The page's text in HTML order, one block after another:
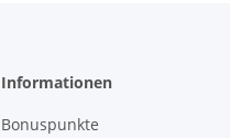
Informationen
Bonuspunkte